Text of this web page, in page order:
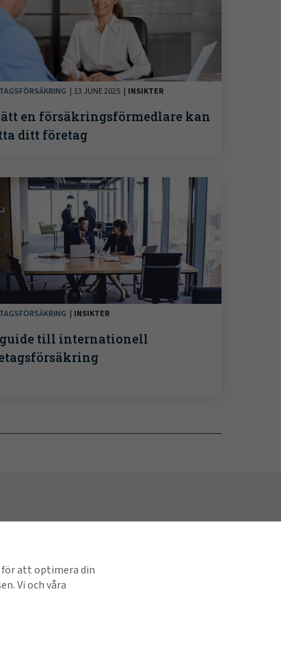
13 JUNE 2025 INSIKTER
en försäkringsförmedlare kan
ditt företag
INSIKTER
till internationell
för att optimera din
Vi och våra